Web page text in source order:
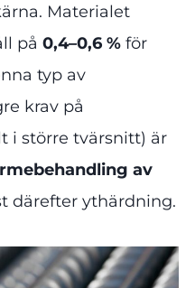
Materialet
på 0,4–0,6 % för
typ av
krav på
i större tvärsnitt) är
av
därefter ythärdning.